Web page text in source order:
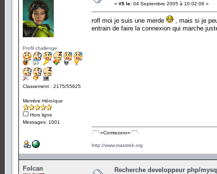
Profil challenge
Classement : 2175/55625
Membre Héroïque
Hors ligne
Messages: 1001
« #5 le: 04 Septembre 2005 à 10:02:06 »
rofl moi je suis une merde
, mais si je
entrain de faire la connexion qui marche
·´¯`·­»Comtezero«­·´¯`·
http://www.masstek.org
Folcan Recherche developpeur php/